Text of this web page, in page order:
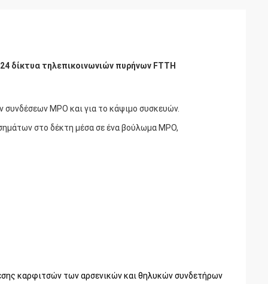
δίκτυα τηλεπικοινωνιών πυρήνων FTTH
MPO και για το κάψιμο συσκευών.
στο δέκτη μέσα σε ένα βούλωμα MPO,
καρφιτσών των αρσενικών και θηλυκών συνδετήρων